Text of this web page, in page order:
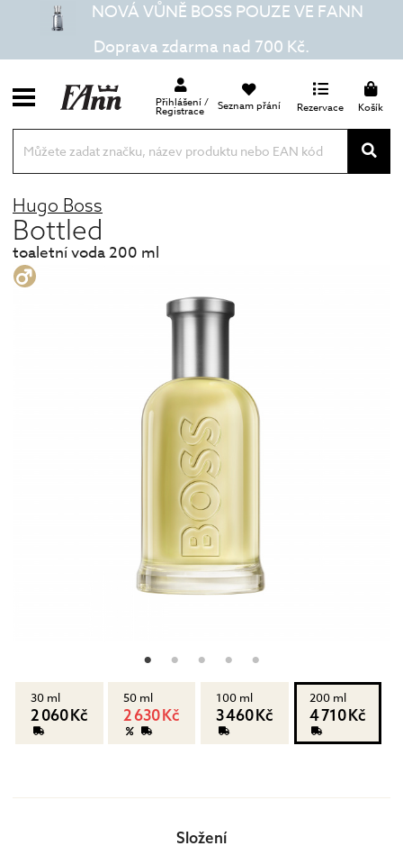
NOVÁ VŮNĚ BOSS POUZE VE FANN
Doprava zdarma nad 700 Kč.
Přihlášení /
Registrace Seznam přání Rezervace Košík
Hugo Boss
Bottled
toaletní voda 200 ml
30 ml
2 060 Kč
50 ml
2 630 Kč
100 ml
3 460 Kč
200 ml
4 710 Kč
Složení